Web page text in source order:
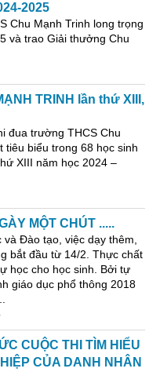
2025
Chu Mạnh Trinh long trọng
và trao Giải thưởng Chu
TRINH lần thứ XIII,
đua trường THCS Chu
tiêu biểu trong 68 học sinh
XIII năm học 2024 –
MỘT CHÚT .....
Đào tạo, việc dạy thêm,
bắt đầu từ 14/2. Thực chất
học cho học sinh. Bởi tự
giáo dục phổ thông 2018
CUỘC THI TÌM HIỂU
CỦA DANH NHÂN